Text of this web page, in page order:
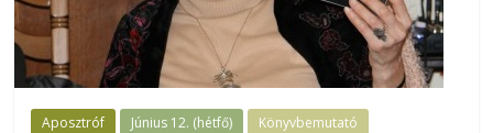
Aposztróf Június 12. (hétfő)
Könyvbemutató